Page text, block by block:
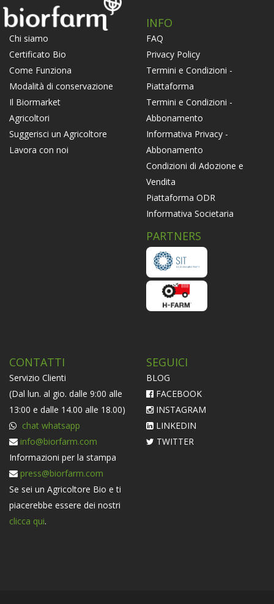
Chi siamo
Certificato Bio
Come Funziona
Modalità di conservazione
Il Biormarket
Agricoltori
Suggerisci un Agricoltore
Lavora con noi
INFO
FAQ
Privacy Policy
Termini e Condizioni -
Piattaforma
Termini e Condizioni -
Abbonamento
Informativa Privacy -
Abbonamento
Condizioni di Adozione e
Vendita
Piattaforma ODR
Informativa Societaria
PARTNERS
CONTATTI
Servizio Clienti
(Dal lun. al gio. dalle 9:00 alle
13:00 e dalle 14.00 alle 18.00)
chat whatsapp
info@biorfarm.com
Informazioni per la stampa
press@biorfarm.com
Se sei un Agricoltore Bio e ti
piacerebbe essere dei nostri
clicca qui.
SEGUICI
BLOG
FACEBOOK
INSTAGRAM
LINKEDIN
TWITTER